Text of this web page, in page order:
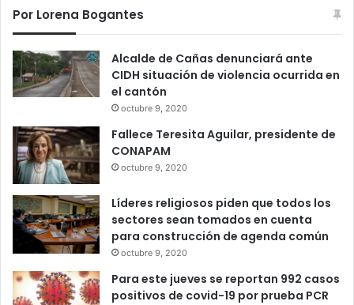
i
n
a
n
c
a
Por Lorena Bogantes
Alcalde de Cañas denunciará ante
CIDH situación de violencia ocurrida en
el cantón
octubre 9, 2020
Fallece Teresita Aguilar, presidente de
CONAPAM
octubre 9, 2020
Líderes religiosos piden que todos los
sectores sean tomados en cuenta
para construcción de agenda común
octubre 9, 2020
Para este jueves se reportan 992 casos
positivos de covid-19 por prueba PCR